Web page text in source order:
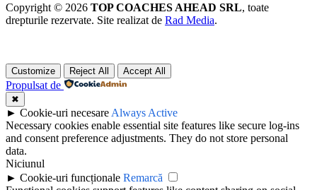
Copyright © 2026 TOP COACHES AHEAD SRL, toate
drepturile rezervate. Site realizat de Rad Media.
Customize Reject All Accept All
Propulsat de
✖
► Cookie-uri necesare Always Active
Necessary cookies enable essential site features like secure log-ins
and consent preference adjustments. They do not store personal
data.
Niciunul
► Cookie-uri funcționale Remarcă